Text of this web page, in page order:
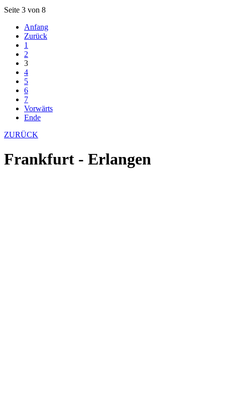
Seite 3 von 8
Anfang
Zurück
1
2
3
4
5
6
7
Vorwärts
Ende
ZURÜCK
Frankfurt - Erlangen